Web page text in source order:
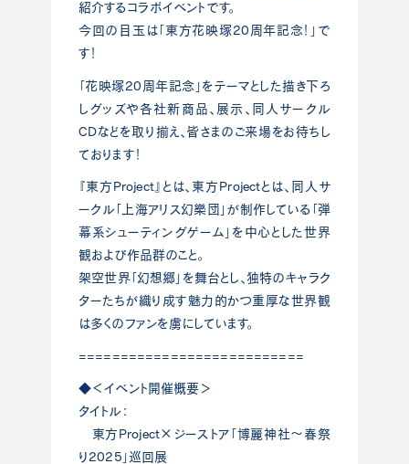
紹介するコラボイベントです。
今回の目玉は「東方花映塚20周年記念！」で
す！
「花映塚20周年記念」をテーマとした描き下ろ
しグッズや各社新商品、展示、同人サークル
CDなどを取り揃え、皆さまのご来場をお待ちし
ております！
『東方Project』とは、東方Projectとは、同人サ
ークル「上海アリス幻樂団」が制作している「弾
幕系シューティングゲーム」を中心とした世界
観および作品群のこと。
架空世界「幻想郷」を舞台とし、独特のキャラク
ターたちが織り成す魅力的かつ重厚な世界観
は多くのファンを虜にしています。
===========================
◆＜イベント開催概要＞
タイトル：
東方Project×ジーストア「博麗神社～春祭
り2025」巡回展